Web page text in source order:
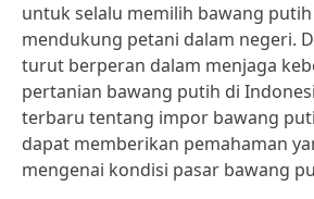
untuk selalu memilih bawang
mendukung petani dalam negeri.
turut berperan dalam menjaga
pertanian bawang putih di
terbaru tentang impor bawang
dapat memberikan pemahaman
mengenai kondisi pasar bawang